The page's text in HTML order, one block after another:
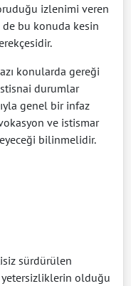
izlenimi veren
bu konuda kesin
konularda gereği
durumlar
genel bir infaz
ve istismar
bilinmelidir.
sürdürülen
olduğu